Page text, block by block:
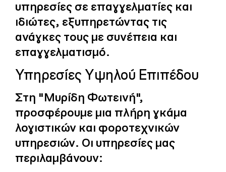
υπηρεσίες σε επαγγελματίες και
ιδιώτες, εξυπηρετώντας τις
ανάγκες τους με συνέπεια και
επαγγελματισμό.
Υπηρεσίες Υψηλού Επιπέδου
Στη "Μυρίδη Φωτεινή",
προσφέρουμε μια πλήρη γκάμα
λογιστικών και φοροτεχνικών
υπηρεσιών. Οι υπηρεσίες μας
περιλαμβάνουν: